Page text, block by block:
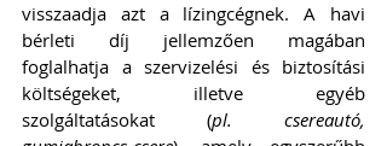
visszaadja azt a lízingcégnek. A havi
bérleti díj jellemzően magában
foglalhatja a szervizelési és biztosítási
költségeket, illetve egyéb
szolgáltatásokat (pl. csereautó,